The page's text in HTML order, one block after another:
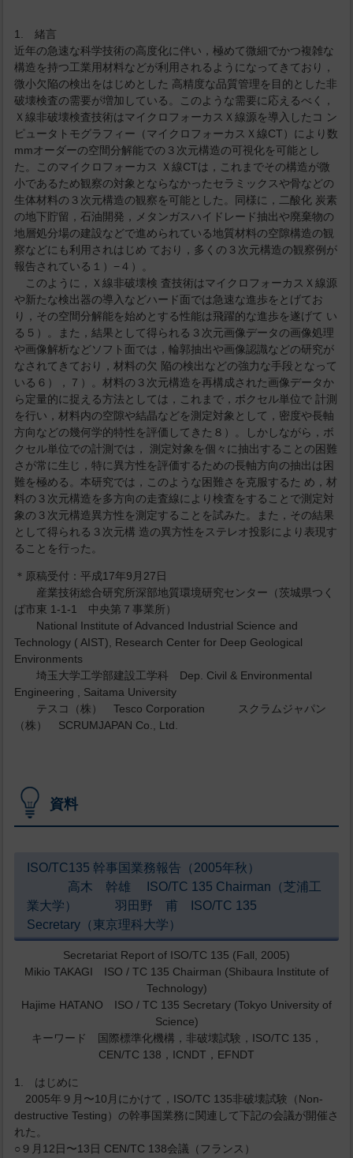
1. 緒言
近年の急速な科学技術の高度化に伴い，極めて微細でかつ複雑な
構造を持つ工業用材料などが利用されるようになってきており，
微小欠陥の検出をはじめとした 高精度な品質管理を目的とした非
破壊検査の需要が増加している。このような需要に応えるべく，
Ｘ線非破壊検査技術はマイクロフォーカスＸ線源を導入したコ ン
ピュータトモグラフィー（マイクロフォーカスＸ線CT）により数
mmオーダーの空間分解能での３次元構造の可視化を可能とし
た。このマイクロフォーカス Ｘ線CTは，これまでその構造が微
小であるため観察の対象とならなかったセラミックスや骨などの
生体材料の３次元構造の観察を可能とした。同様に，二酸化 炭素
の地下貯留，石油開発，メタンガスハイドレード抽出や廃棄物の
地層処分場の建設などで進められている地質材料の空隙構造の観
察などにも利用されはじめ ており，多くの３次元構造の観察例が
報告されている１）−４）。
このように，Ｘ線非破壊検 査技術はマイクロフォーカスＸ線源
や新たな検出器の導入などハード面では急速な進歩をとげてお
り，その空間分解能を始めとする性能は飛躍的な進歩を遂げて い
る５）。また，結果として得られる３次元画像データの画像処理
や画像解析などソフト面では，輪郭抽出や画像認識などの研究が
なされてきており，材料の欠 陥の検出などの強力な手段となって
いる６），７）。材料の３次元構造を再構成された画像データか
ら定量的に捉える方法としては，これまで，ボクセル単位で 計測
を行い，材料内の空隙や結晶などを測定対象として，密度や長軸
方向などの幾何学的特性を評価してきた８）。しかしながら，ボ
クセル単位での計測では， 測定対象を個々に抽出することの困難
さが常に生じ，特に異方性を評価するための長軸方向の抽出は困
難を極める。本研究では，このような困難さを克服するた め，材
料の３次元構造を多方向の走査線により検査をすることで測定対
象の３次元構造異方性を測定することを試みた。また，その結果
として得られる３次元構 造の異方性をステレオ投影により表現す
ることを行った。
＊原稿受付：平成17年9月27日
産業技術総合研究所深部地質環境研究センター（茨城県つく
ば市東 1-1-1 中央第７事業所）
National Institute of Advanced Industrial Science and
Technology ( AIST), Research Center for Deep Geological
Environments
埼玉大学工学部建設工学科 Dep. Civil & Environmental
Engineering , Saitama University
テスコ（株） Tesco Corporation スクラムジャパン
（株） SCRUMJAPAN Co., Ltd.
資料
ISO/TC135 幹事国業務報告（2005年秋）
高木 幹雄 ISO/TC 135 Chairman（芝浦工
業大学） 羽田野 甫 ISO/TC 135
Secretary（東京理科大学）
Secretariat Report of ISO/TC 135 (Fall, 2005)
Mikio TAKAGI ISO / TC 135 Chairman (Shibaura Institute of
Technology)
Hajime HATANO ISO / TC 135 Secretary (Tokyo University of
Science)
キーワード 国際標準化機構，非破壊試験，ISO/TC 135，
CEN/TC 138，ICNDT，EFNDT
1. はじめに
2005年９月〜10月にかけて，ISO/TC 135非破壊試験（Non-
destructive Testing）の幹事国業務に関連して下記の会議が開催さ
れた。
○９月12日〜13日 CEN/TC 138会議（フランス）